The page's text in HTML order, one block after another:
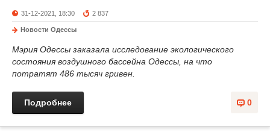
31-12-2021, 18:30 2 837
Новости Одессы
Мэрия Одессы заказала исследование экологического
состояния воздушного бассейна Одессы, на что
потратят 486 тысяч гривен.
0
Подробнее